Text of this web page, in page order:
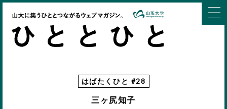
はばたくひと #28
三ヶ尻知子